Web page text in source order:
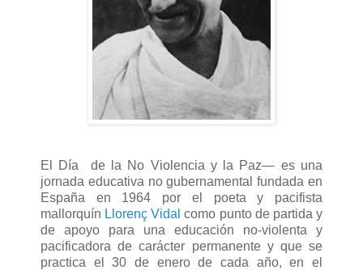
El Día de la No Violencia y la Paz— es una
jornada educativa no gubernamental fundada en
España en 1964 por el poeta y pacifista
mallorquín Llorenç Vidal como punto de partida y
de apoyo para una educación no-violenta y
pacificadora de carácter permanente y que se
practica el 30 de enero de cada año, en el